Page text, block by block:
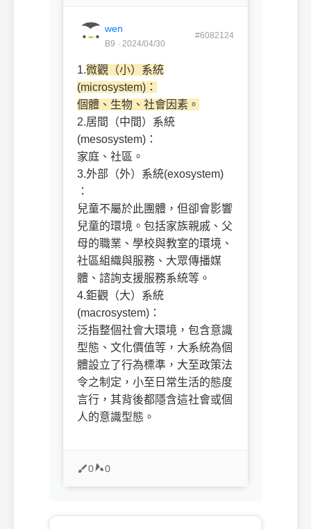
wen
B9 · 2024/04/30
#6082124
1.微觀（小）系統
(microsystem)：
個體、生物、社會因素。
2.居間（中間）系統
(mesosystem)：
家庭、社區。
3.外部（外）系統(exosystem)
：
兒童不屬於此團體，但卻會影響
兒童的環境。包括家族親戚、父
母的職業、學校與教室的環境、
社區組織與服務、大眾傳播媒
體、諮詢支援服務系統等。
4.鉅觀（大）系統
(macrosystem)：
泛指整個社會大環境，包含意識
型態、文化價值等，大系統為個
體設立了行為標準，大至政策法
令之制定，小至日常生活的態度
言行，其背後都隱含這社會或個
人的意識型態。
0 0